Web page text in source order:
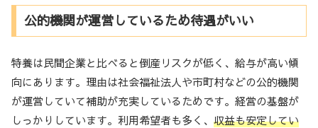
公的機関が運営しているため待遇がいい
特養は民間企業と比べると倒産リスクが低く、給与が高い傾
向にあります。理由は社会福祉法人や市町村などの公的機関
が運営していて補助が充実しているためです。経営の基盤が
しっかりしています。利用希望者も多く、 収益も安定してい